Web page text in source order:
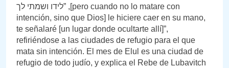
לידו ושמתי לך” ,[pero cuando no lo matare con
intención, sino que Dios] le hiciere caer en su mano,
te señalaré [un lugar donde ocultarte allí]”,
refiriéndose a las ciudades de refugio para el que
mata sin intención. El mes de Elul es una ciudad de
refugio de todo judío, y explica el Rebe de Lubavitch